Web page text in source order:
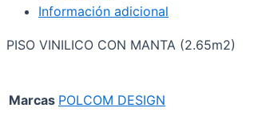
Información adicional
PISO VINILICO CON MANTA (2.65m2)
Marcas POLCOM DESIGN